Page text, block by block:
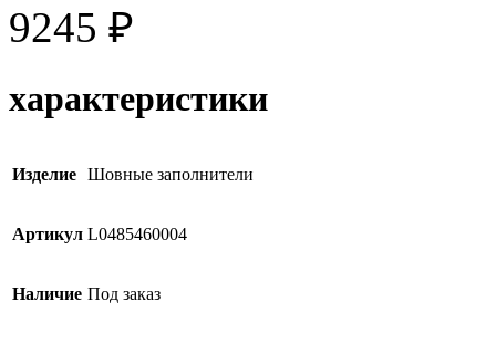
9245 ₽
характеристики
Изделие Шовные заполнители
Артикул L0485460004
Наличие Под заказ